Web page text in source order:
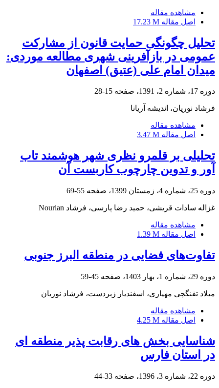
مشاهده مقاله
اصل مقاله 17.23 M
تحلیل چگونگی حمایت قانون از مشارکت
عمومی در بازآفرینی شهری مطالعه موردی:
میدان امام علی (عتیق) اصفهان
دوره 17، شماره 2، 1391، صفحه 15-28
فرشاد نوریان، اندیشه آریانا
مشاهده مقاله
اصل مقاله 3.47 M
تحلیلی بر قلمرو نظری شهر هوشمند تاب
آور و تدوین چارچوب کاربست آن
دوره 25، شماره 4، زمستان 1399، صفحه 55-69
غزاله سادات قریشی، حمید رضا پارسی، فرشاد Nourian
مشاهده مقاله
اصل مقاله 1.39 M
تفاوت‌های فضایی در منطقه البرز جنوبی
دوره 29، شماره 1، بهار 1403، صفحه 45-59
میلاد تفنگچی مهیاری، اسفندیار زبردست، فرشاد نوریان
مشاهده مقاله
اصل مقاله 4.25 M
شناسایی بخش های رقابت پذیر منطقه ای
در استان فارس
دوره 22، شماره 3، 1396، صفحه 33-44